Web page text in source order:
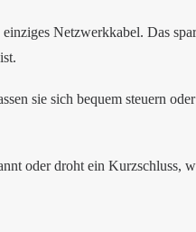
Netzwerkkabel. Das
sie sich bequem steuern
oder droht ein Kurzschluss,